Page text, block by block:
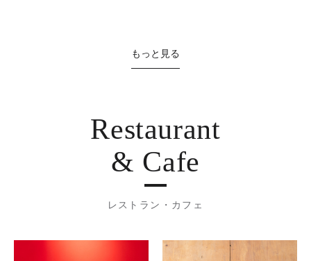
もっと見る
Restaurant
& Cafe
レストラン・カフェ